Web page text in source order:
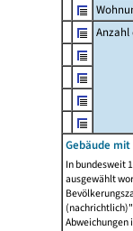
Anzahl
Gebäude
In bundesweit
ausgewählt
Abweichungen